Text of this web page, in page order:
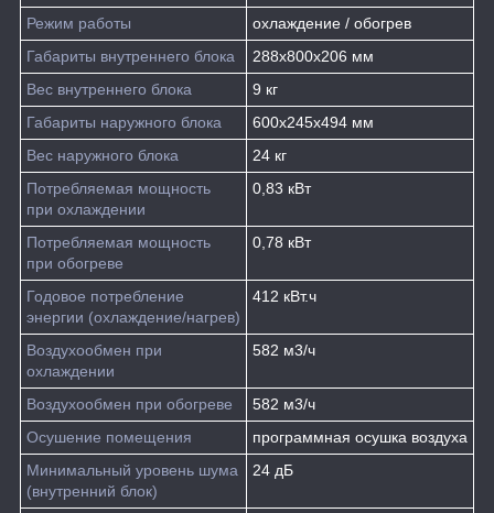
Режим работы
охлаждение / обогрев
Габариты внутреннего блока
288x800x206 мм
Вес внутреннего блока
9 кг
Габариты наружного блока
600x245x494 мм
Вес наружного блока
24 кг
Потребляемая мощность
при охлаждении
0,83 кВт
Потребляемая мощность
при обогреве
0,78 кВт
Годовое потребление
энергии (охлаждение/нагрев)
412 кВт.ч
Воздухообмен при
охлаждении
582 м3/ч
Воздухообмен при обогреве 582 м3/ч
Осушение помещения
программная осушка воздуха
Минимальный уровень шума
(внутренний блок)
24 дБ